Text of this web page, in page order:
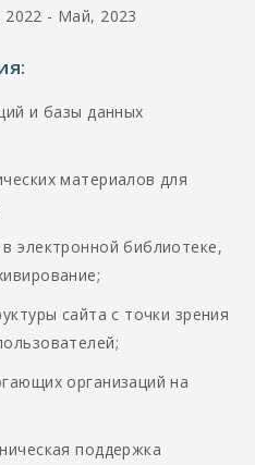
- Май, 2023
и базы данных
материалов для
электронной библиотеке,
сайта с точки зрения
организаций на
поддержка